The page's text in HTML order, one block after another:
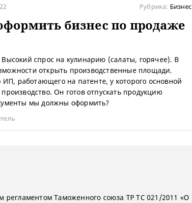
Рубрика: Бизнес
бизнес по продаже
спрос на кулинарию (салаты, горячее). В
открыть производственные площади.
ИП, работающего на патенте, у которого основной
Он готов отпускать продукцию
мы должны оформить?
регламентом Таможенного союза ТР ТС 021/2011 «О